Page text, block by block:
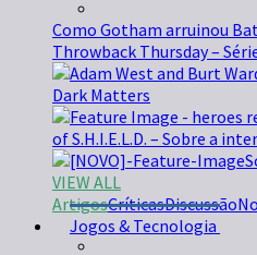
Como Gotham arruinou
Throwback Thursday –
Dark Matters
of S.H.I.E.L.D. – Sobre a
VIEW ALL
ArtigosCríticasDiscussão
Jogos & Tecnologia